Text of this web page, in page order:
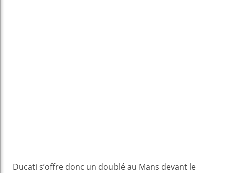
Ducati s’offre donc un doublé au Mans devant le